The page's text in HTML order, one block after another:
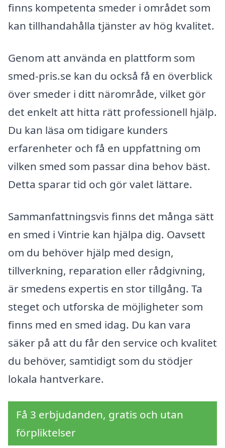
finns kompetenta smeder i området som
kan tillhandahålla tjänster av hög kvalitet.
Genom att använda en plattform som
smed-pris.se kan du också få en överblick
över smeder i ditt närområde, vilket gör
det enkelt att hitta rätt professionell hjälp.
Du kan läsa om tidigare kunders
erfarenheter och få en uppfattning om
vilken smed som passar dina behov bäst.
Detta sparar tid och gör valet lättare.
Sammanfattningsvis finns det många sätt
en smed i Vintrie kan hjälpa dig. Oavsett
om du behöver hjälp med design,
tillverkning, reparation eller rådgivning,
är smedens expertis en stor tillgång. Ta
steget och utforska de möjligheter som
finns med en smed idag. Du kan vara
säker på att du får den service och kvalitet
du behöver, samtidigt som du stödjer
lokala hantverkare.
Få 3 erbjudanden, gratis och utan
förpliktelser